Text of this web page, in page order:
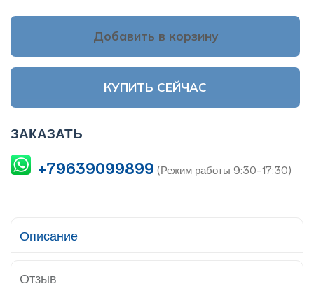
Добавить в корзину
КУПИТЬ СЕЙЧАС
ЗАКАЗАТЬ
+79639099899 (Режим работы 9:30-17:30)
Описание
Отзыв